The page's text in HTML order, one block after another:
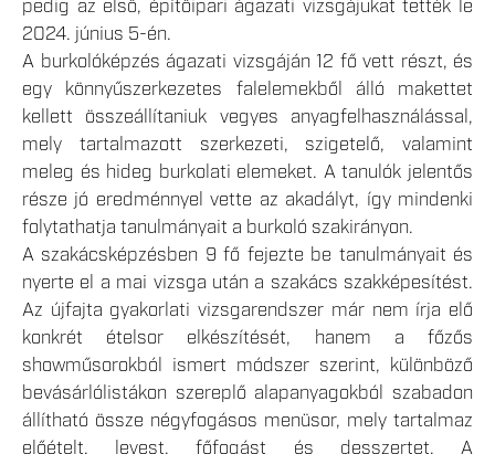
pedig az első, építőipari ágazati vizsgájukat tették le
2024. június 5-én.
A burkolóképzés ágazati vizsgáján 12 fő vett részt, és
egy könnyűszerkezetes falelemekből álló makettet
kellett összeállítaniuk vegyes anyagfelhasználással,
mely tartalmazott szerkezeti, szigetelő, valamint
meleg és hideg burkolati elemeket. A tanulók jelentős
része jó eredménnyel vette az akadályt, így mindenki
folytathatja tanulmányait a burkoló szakirányon.
A szakácsképzésben 9 fő fejezte be tanulmányait és
nyerte el a mai vizsga után a szakács szakképesítést.
Az újfajta gyakorlati vizsgarendszer már nem írja elő
konkrét ételsor elkészítését, hanem a főzős
showműsorokból ismert módszer szerint, különböző
bevásárlólistákon szereplő alapanyagokból szabadon
állítható össze négyfogásos menüsor, mely tartalmaz
előételt, levest, főfogást és desszertet. A